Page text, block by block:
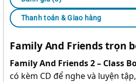
Thanh toán & Giao hàng
Family And Friends trọn
Family And Friends 2 – Class
có kèm CD để nghe và luyện